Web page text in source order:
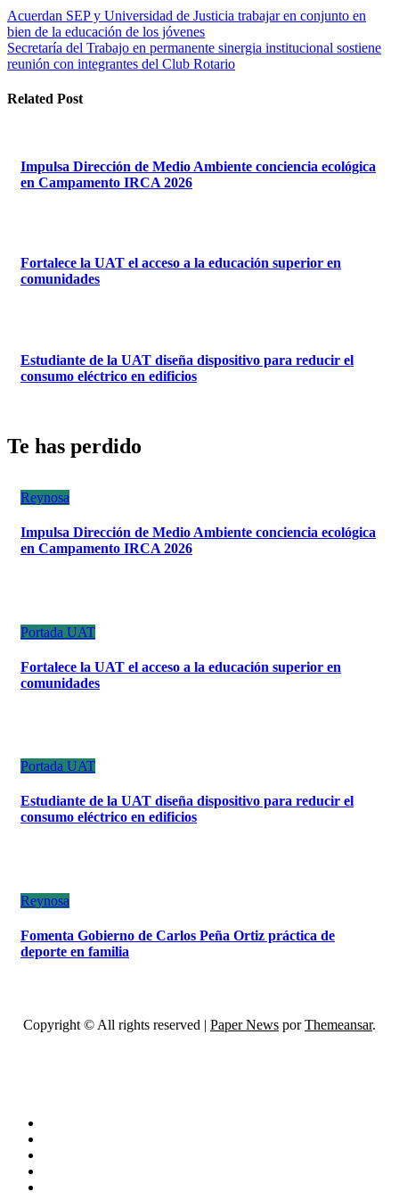
Navegación
de
entradas
Acuerdan SEP y Universidad de Justicia trabajar en conjunto en
bien de la educación de los jóvenes
Secretaría del Trabajo en permanente sinergia institucional sostiene
reunión con integrantes del Club Rotario
Related Post
Impulsa Dirección de Medio Ambiente conciencia ecológica
en Campamento IRCA 2026
Fortalece la UAT el acceso a la educación superior en
comunidades
Estudiante de la UAT diseña dispositivo para reducir el
consumo eléctrico en edificios
Te has perdido
Reynosa
Impulsa Dirección de Medio Ambiente conciencia ecológica
en Campamento IRCA 2026
Portada UAT
Fortalece la UAT el acceso a la educación superior en
comunidades
Portada UAT
Estudiante de la UAT diseña dispositivo para reducir el
consumo eléctrico en edificios
Reynosa
Fomenta Gobierno de Carlos Peña Ortiz práctica de
deporte en familia
Copyright © All rights reserved | Paper News porThemeansar.